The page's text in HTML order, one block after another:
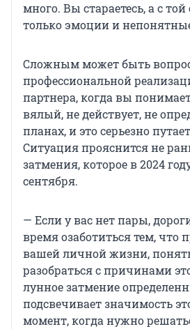
много. Вы стараетесь, а с
только эмоции и
Сложным может быть
профессиональной
партнера, когда вы
вялый, не действует, не
планах, и это серьезно
Ситуация прояснится не
затмения, которое в 2024
сентября.
— Если у вас нет пары,
время озаботиться тем, что
вашей личной жизни,
разобраться с причинами
лунное затмение
подсвечивает значимость
момент, когда нужно